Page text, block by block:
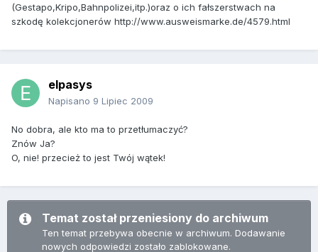
(Gestapo,Kripo,Bahnpolizei,itp.)oraz o ich fałszerstwach na
szkodę kolekcjonerów http://www.ausweismarke.de/4579.html
elpasys
Napisano 9 Lipiec 2009
No dobra, ale kto ma to przetłumaczyć?
Znów Ja?
O, nie! przecież to jest Twój wątek!
Temat został przeniesiony do archiwum
Ten temat przebywa obecnie w archiwum. Dodawanie
nowych odpowiedzi zostało zablokowane.